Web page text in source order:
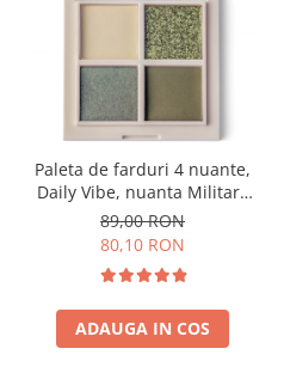
Paleta de farduri 4 nuante,
Daily Vibe, nuanta Military
Vibe 02 - 5,5g
89,00 RON
80,10 RON
ADAUGA IN COS